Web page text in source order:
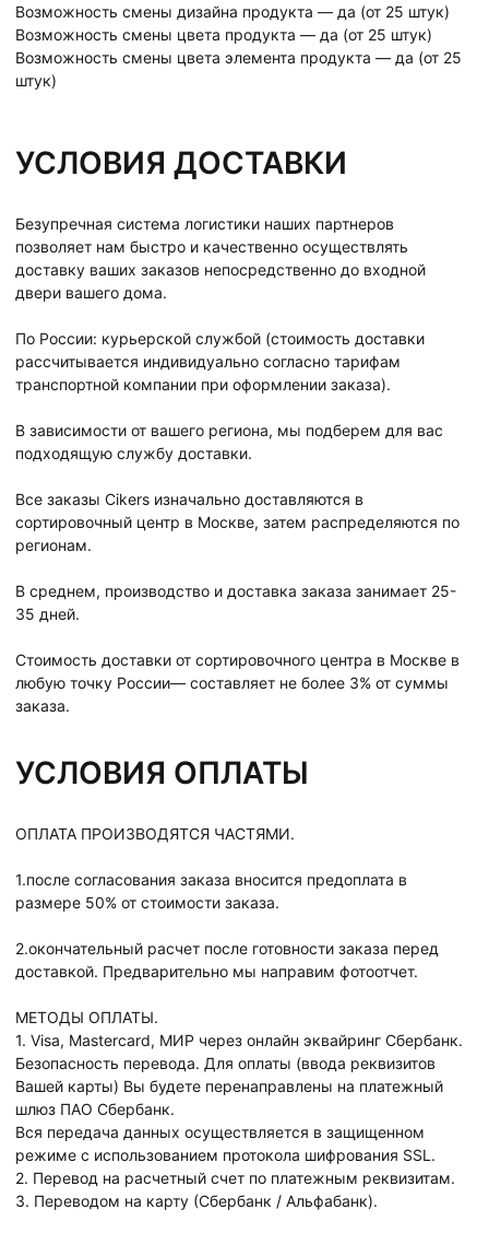
Возможность смены дизайна продукта — да (от 25 штук)
Возможность смены цвета продукта — да (от 25 штук)
Возможность смены цвета элемента продукта — да (от 25
штук)
УСЛОВИЯ ДОСТАВКИ
Безупречная система логистики наших партнеров
позволяет нам быстро и качественно осуществлять
доставку ваших заказов непосредственно до входной
двери вашего дома.
По России: курьерской службой (стоимость доставки
рассчитывается индивидуально согласно тарифам
транспортной компании при оформлении заказа).
В зависимости от вашего региона, мы подберем для вас
подходящую службу доставки.
Все заказы Cikers изначально доставляются в
сортировочный центр в Москве, затем распределяются по
регионам.
В среднем, производство и доставка заказа занимает 25-
35 дней.
Стоимость доставки от сортировочного центра в Москве в
любую точку России— составляет не более 3% от суммы
заказа.
УСЛОВИЯ ОПЛАТЫ
ОПЛАТА ПРОИЗВОДЯТСЯ ЧАСТЯМИ.
1.после согласования заказа вносится предоплата в
размере 50% от стоимости заказа.
2.окончательный расчет после готовности заказа перед
доставкой. Предварительно мы направим фотоотчет.
МЕТОДЫ ОПЛАТЫ.
1. Visa, Mastercard, МИР через онлайн эквайринг Сбербанк.
Безопасность перевода. Для оплаты (ввода реквизитов
Вашей карты) Вы будете перенаправлены на платежный
шлюз ПАО Сбербанк.
Вся передача данных осуществляется в защищенном
режиме с использованием протокола шифрования SSL.
2. Перевод на расчетный счет по платежным реквизитам.
3. Переводом на карту (Сбербанк / Альфабанк).